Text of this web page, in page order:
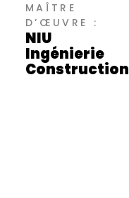
MAÎTRE
D’ŒUVRE :
NIU
Ingénierie
Construction